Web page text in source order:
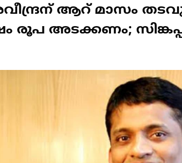
ആറ് മാസം
രൂപ അടക്കണം;